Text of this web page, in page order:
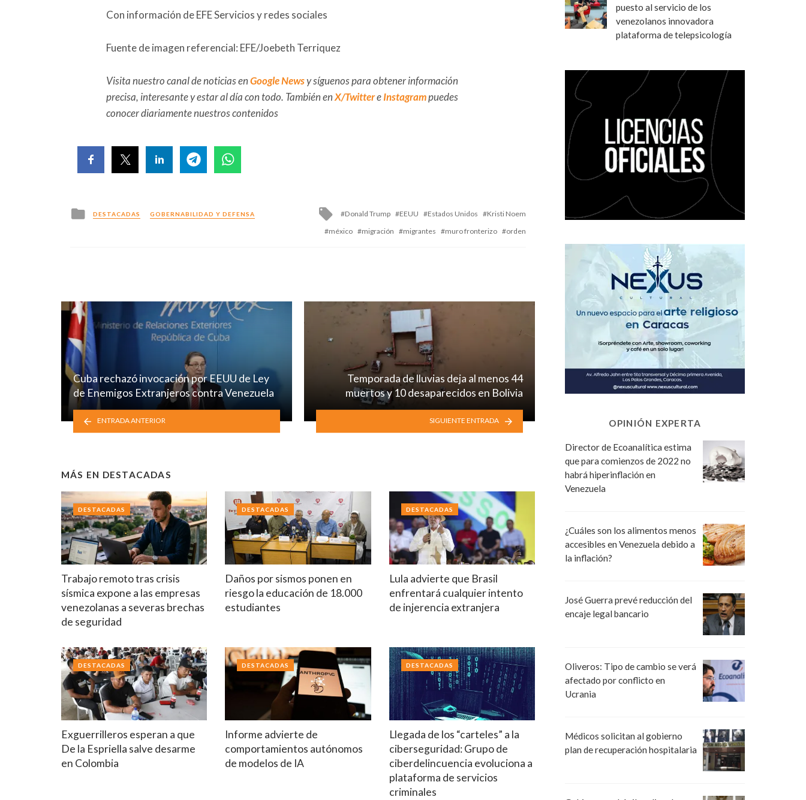
Con información de EFE Servicios y redes sociales
Fuente de imagen referencial: EFE/Joebeth Terriquez
Visita nuestro canal de noticias enGoogle Newsy síguenos para obtener información
precisa, interesante y estar al día con todo. También enX/TwittereInstagrampuedes
conocer diariamente nuestros contenidos
Posted
in
DESTACADAS GOBERNABILIDAD Y DEFENSA
Tagged
with
Donald Trump EEUU Estados Unidos
Kristi Noem
méxico
migración migrantes muro fronterizo orden
Cuba rechazó invocación por EEUU de Ley
de Enemigos Extranjeros contra Venezuela
ENTRADA ANTERIOR
Temporada de lluvias deja al menos 44
muertos y 10 desaparecidos en Bolivia
SIGUIENTE ENTRADA
MÁS EN DESTACADAS
Trabajo remoto tras crisis
sísmica expone a las empresas
venezolanas a severas brechas
de seguridad
DESTACADAS
Daños por sismos ponen en
riesgo la educación de 18.000
estudiantes
DESTACADAS
Lula advierte que Brasil
enfrentará cualquier intento
de injerencia extranjera
DESTACADAS
Exguerrilleros esperan a que
De la Espriella salve desarme
en Colombia
DESTACADAS
Informe advierte de
comportamientos autónomos
de modelos de IA
DESTACADAS
Llegada de los “carteles” a la
ciberseguridad: Grupo de
ciberdelincuencia evoluciona a
plataforma de servicios
criminales
DESTACADAS
puesto al servicio de los
venezolanos innovadora
plataforma de telepsicología
OPINIÓN EXPERTA
Director de Ecoanalítica estima
que para comienzos de 2022 no
habrá hiperinflación en
Venezuela
¿Cuáles son los alimentos menos
accesibles en Venezuela debido a
la inflación?
José Guerra prevé reducción del
encaje legal bancario
Oliveros: Tipo de cambio se verá
afectado por conflicto en
Ucrania
Médicos solicitan al gobierno
plan de recuperación hospitalaria